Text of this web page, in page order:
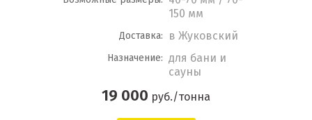
150 мм
Доставка: в Жуковский
Назначение: для бани и
сауны
19 000 руб./тонна